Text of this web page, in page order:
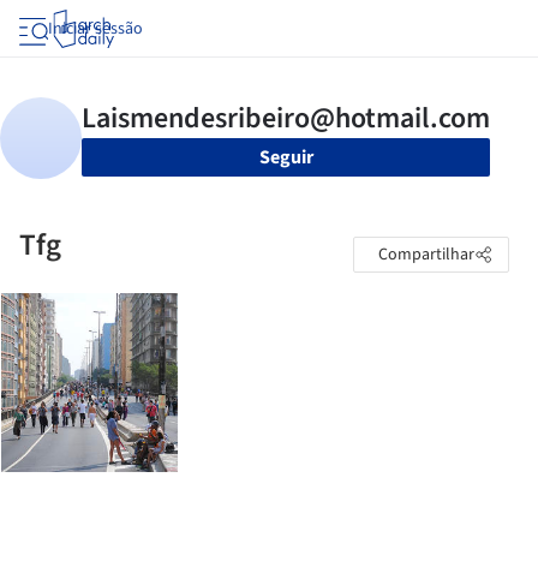
Iniciar sessão
Seguir
Tfg Compartilhar